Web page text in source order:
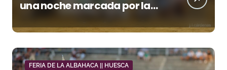
una noche marcada por la
dureza de Monteviejo
FERIA DE LA ALBAHACA || HUESCA